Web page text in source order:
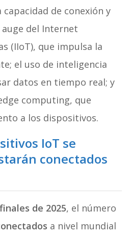
de conexión y
del Internet
(IIoT), que impulsa la
el uso de inteligencia
datos en tiempo real; y
computing, que
a los dispositivos.
IoT se
conectados
finales de 2025, el número
a nivel mundial